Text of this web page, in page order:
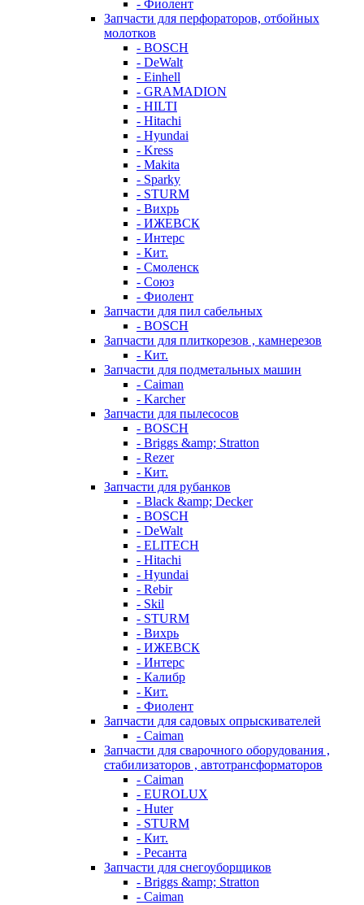
- Фиолент
Запчасти для перфораторов, отбойных
молотков
- BOSCH
- DeWalt
- Einhell
- GRAMADION
- HILTI
- Hitachi
- Hyundai
- Kress
- Makita
- Sparky
- STURM
- Вихрь
- ИЖЕВСК
- Интерс
- Кит.
- Смоленск
- Союз
- Фиолент
Запчасти для пил сабельных
- BOSCH
Запчасти для плиткорезов , камнерезов
- Кит.
Запчасти для подметальных машин
- Caiman
- Karcher
Запчасти для пылесосов
- BOSCH
- Briggs &amp; Stratton
- Rezer
- Кит.
Запчасти для рубанков
- Black &amp; Decker
- BOSCH
- DeWalt
- ELITECH
- Hitachi
- Hyundai
- Rebir
- Skil
- STURM
- Вихрь
- ИЖЕВСК
- Интерс
- Калибр
- Кит.
- Фиолент
Запчасти для садовых опрыскивателей
- Caiman
Запчасти для сварочного оборудования ,
стабилизаторов , автотрансформаторов
- Caiman
- EUROLUX
- Huter
- STURM
- Кит.
- Ресанта
Запчасти для снегоуборщиков
- Briggs &amp; Stratton
- Caiman